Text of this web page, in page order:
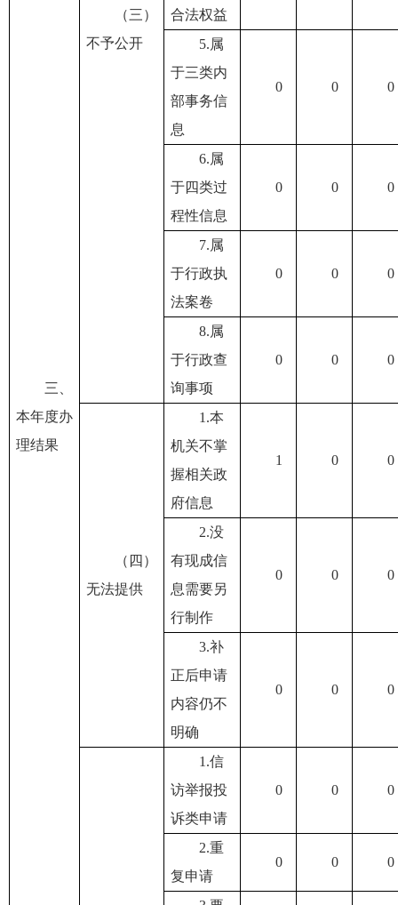
三、
本年度办
理结果
（三）
不予公开
合法权益
5.属
于三类内
部事务信
息
0 0 0
6.属
于四类过
程性信息
0 0 0
7.属
于行政执
法案卷
0 0 0
8.属
于行政查
询事项
0 0 0
（四）
无法提供
1.本
机关不掌
握相关政
府信息
1 0 0
2.没
有现成信
息需要另
行制作
0 0 0
3.补
正后申请
内容仍不
明确
0 0 0
1.信
访举报投
诉类申请
0 0 0
2.重
复申请
0 0 0